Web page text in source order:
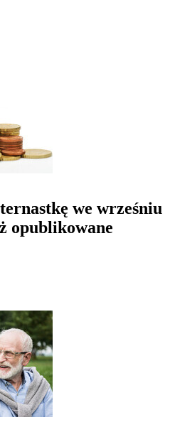
we wrześniu
opublikowane